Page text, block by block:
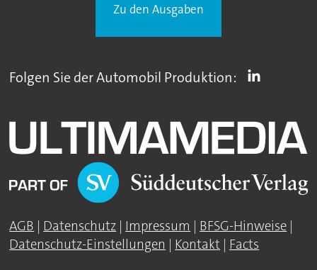
Zu den Ausgaben
Folgen Sie der Automobil Produktion:
AGB | Datenschutz | Impressum | BFSG-Hinweise |
Datenschutz-Einstellungen | Kontakt | Facts